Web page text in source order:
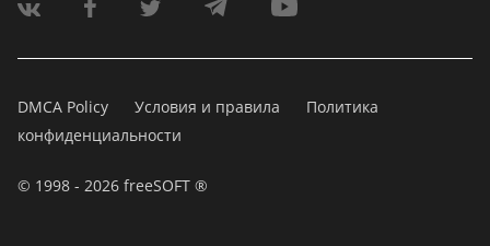
DMCA Policy Условия и правила
Политика
конфиденциальности
© 1998 - 2026 freeSOFT ®